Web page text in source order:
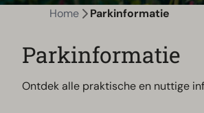
Home Parkinformatie
Parkinformatie
Ontdek alle praktische en nuttige